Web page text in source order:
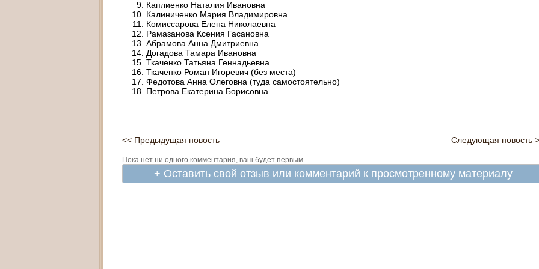
Каплиенко Наталия Ивановна
Калиниченко Мария Владимировна
Комиссарова Елена Николаевна
Рамазанова Ксения Гасановна
Абрамова Анна Дмитриевна
Догадова Тамара Ивановна
Ткаченко Татьяна Геннадьевна
Ткаченко Роман Игоревич (без места)
Федотова Анна Олеговна (туда самостоятельно)
Петрова Екатерина Борисовна
<< Предыдущая новость Следующая новость
Пока нет ни одного комментария, ваш будет первым.
+ Оставить свой отзыв или комментарий к просмотренному материалу